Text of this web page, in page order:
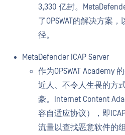
3,330 亿封。
了OPSWAT的解决方案
径。
MetaDefender ICAP Server
作为OPSWAT Academy
近人、不令人生畏的方
豪。Internet Content
容自适应协议），即
流量以查找恶意软件的